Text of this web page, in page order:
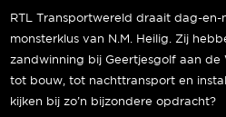
RTL Transportwereld draait dag-en-
monsterklus van N.M. Heilig. Zij
zandwinning bij Geertjesgolf aan de
tot bouw, tot nachttransport en
kijken bij zo’n bijzondere opdracht?